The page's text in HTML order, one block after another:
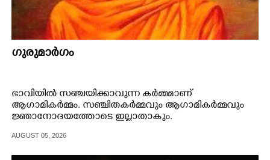
ഗുരുമാർഗം
ഭാവിയിൽ സഞ്ചയിക്കാവുന്ന കർമ്മമാണ്
ആഗാമികർമ്മം. സഞ്ചിതകർമ്മവും ആഗാമികർമ്മവും
ജ്ഞാനോദയത്തോടെ ഇല്ലാതാകും.
AUGUST 05, 2026